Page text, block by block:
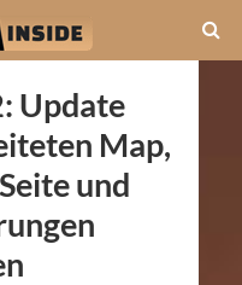
Update
Map,
und